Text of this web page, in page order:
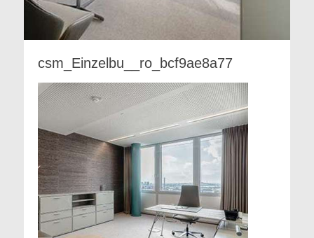
csm_Einzelbu__ro_bcf9ae8a77